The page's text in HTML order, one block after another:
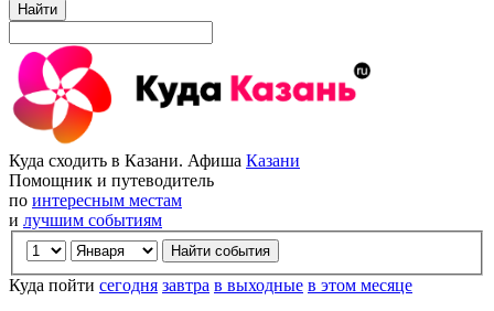
Найти
Куда сходить в Казани. Афиша Казани
Помощник и путеводитель
по интересным местам
и лучшим событиям
Куда пойти сегодня завтра в выходные в этом месяце